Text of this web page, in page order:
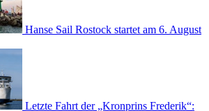
Hanse Sail Rostock startet am 6. August
Letzte Fahrt der „Kronprins Frederik“: